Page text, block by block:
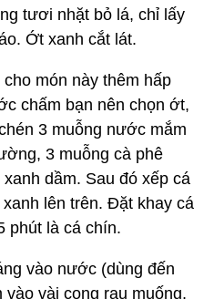
tươi nhặt bỏ lá, chỉ lấy
Ớt xanh cắt lát.
món này thêm hấp
chấm bạn nên chọn ớt,
3 muỗng nước mắm
3 muỗng cà phê
dầm. Sau đó xếp cá
lên trên. Đặt khay cá
phút là cá chín.
vào nước (dùng đến
vài cọng rau muống,